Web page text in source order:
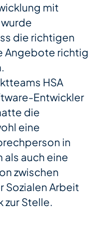
mit
die richtigen
Angebote richtig
HSA
Entwickler
die
eine
in
auch eine
zwischen
Sozialen Arbeit
zur Stelle.